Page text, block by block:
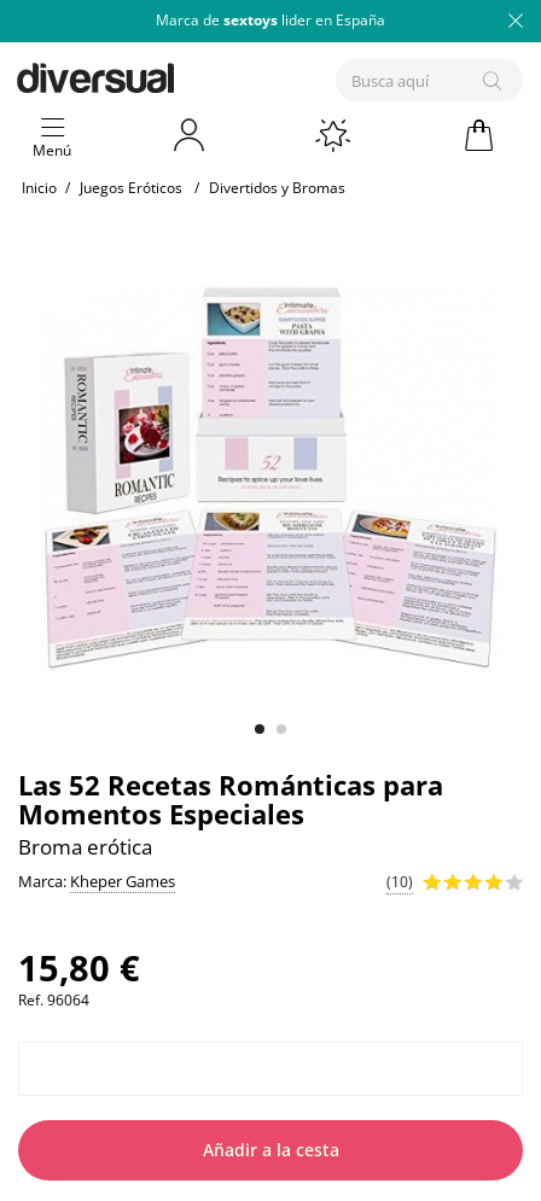
Marca de sextoys lider en España
Menú
Inicio / Juegos Eróticos / Divertidos y Bromas
Las 52 Recetas Románticas para
Momentos Especiales
Broma erótica
Marca: Kheper Games (10)
15,80 €
Ref.96064
Añadir a la cesta